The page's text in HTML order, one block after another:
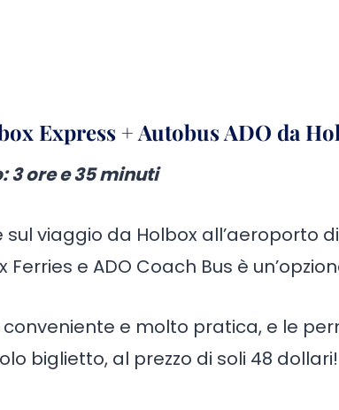
Express + Autobus ADO da
: 3 ore e 35 minuti
viaggio da Holbox all’aeroporto
e ADO Coach Bus è
e molto pratica, e le
biglietto, al prezzo di soli 48 dollari!